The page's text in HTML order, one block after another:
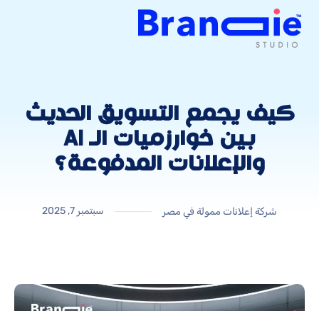
كيف يجمع التسويق الحديث
بين خوارزميات الـ AI
والإعلانات المدفوعة؟
شركة إعلانات ممولة في مصر سبتمبر 7, 2025